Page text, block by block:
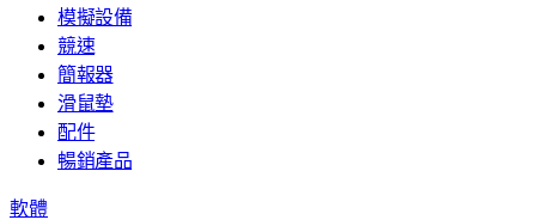
模擬設備
競速
簡報器
滑鼠墊
配件
暢銷產品
軟體